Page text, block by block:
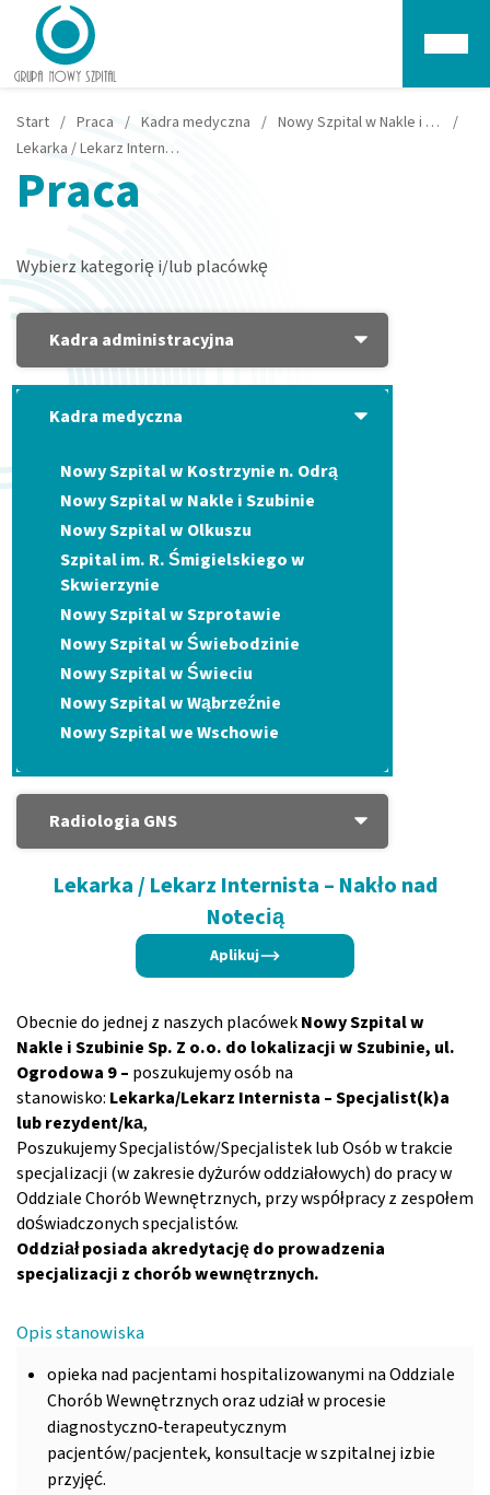
Start / Praca / Kadra medyczna / Nowy Szpital w Nakle i Szubinie
/
Lekarka / Lekarz Internista - Nakło nad Notecią
Praca
Wybierz kategorię i/lub placówkę
Kadra administracyjna
Kadra medyczna
Nowy Szpital w Kostrzynie n. Odrą
Nowy Szpital w Nakle i Szubinie
Nowy Szpital w Olkuszu
Szpital im. R. Śmigielskiego w
Skwierzynie
Nowy Szpital w Szprotawie
Nowy Szpital w Świebodzinie
Nowy Szpital w Świeciu
Nowy Szpital w Wąbrzeźnie
Nowy Szpital we Wschowie
Radiologia GNS
Lekarka / Lekarz Internista – Nakło nad
Notecią
Aplikuj
Obecnie do jednej z naszych placówekNowy Szpital w
Nakle i Szubinie Sp. Z o.o. do lokalizacji w Szubinie, ul.
Ogrodowa 9– poszukujemy osób na
stanowisko: Lekarka/Lekarz Internista – Specjalist(k)a
lub rezydent/ka,
Poszukujemy Specjalistów/Specjalistek lub Osób w trakcie
specjalizacji (w zakresie dyżurów oddziałowych) do pracy w
Oddziale Chorób Wewnętrznych, przy współpracy z zespołem
doświadczonych specjalistów.
Oddział posiada akredytację do prowadzenia
specjalizacji z chorób wewnętrznych.
Opis stanowiska
opieka nad pacjentami hospitalizowanymi na Oddziale
Chorób Wewnętrznych oraz udział w procesie
diagnostyczno‑terapeutycznym
pacjentów/pacjentek, konsultacje w szpitalnej izbie
przyjęć.